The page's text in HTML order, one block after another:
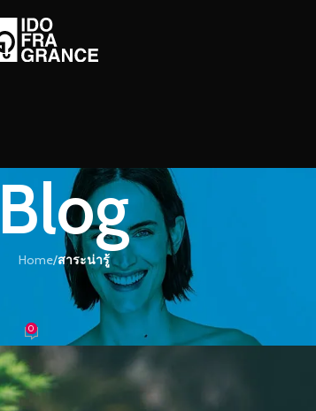
Blog
Home/สาระน่ารู้
กลิ่นหอมๆ จากต้นไม้
0